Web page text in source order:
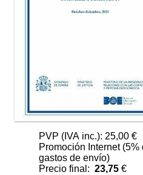
PVP (IVA inc.): 25,00 €
Promoción Internet (5%
gastos de envío)
Precio final: 23,75 €